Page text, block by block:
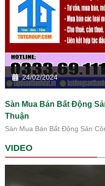
24/02/2024
Sàn Mua Bán Bất Động
Thuận
Sàn Mua Bán Bất Động Sản
VIDEO